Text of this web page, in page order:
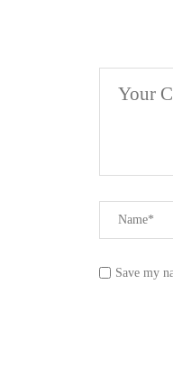
Save my